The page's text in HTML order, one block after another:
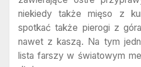
niekiedy także mięso z
spotkać także pierogi z
nawet z kaszą. Na tym
lista farszy w światowym